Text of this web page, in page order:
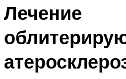
Лечение